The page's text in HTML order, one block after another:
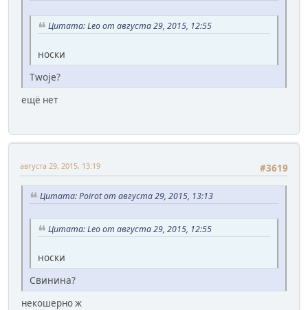
Цитата: Leo от августа 29, 2015, 12:55
носки
Twoje?
ещё нет
#3619
августа 29, 2015, 13:19
Цитата: Poirot от августа 29, 2015, 13:13
Цитата: Leo от августа 29, 2015, 12:55
носки
Свинина?
некошерно ж